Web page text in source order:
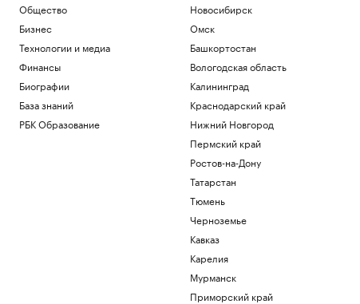
Общество
Бизнес
Технологии и медиа
Финансы
Биографии
База знаний
РБК Образование
Новосибирск
Омск
Башкортостан
Вологодская область
Калининград
Краснодарский край
Нижний Новгород
Пермский край
Ростов-на-Дону
Татарстан
Тюмень
Черноземье
Кавказ
Карелия
Мурманск
Приморский край